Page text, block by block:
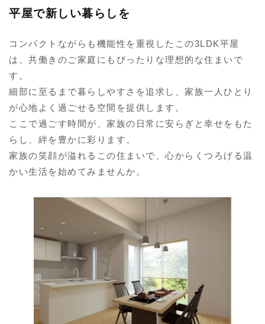
平屋で新しい暮らしを
コンパクトながらも機能性を重視したこの3LDK平屋
は、共働きのご家庭にもぴったりな理想的な住まいで
す。
細部に至るまで暮らしやすさを追求し、家族一人ひとり
が心地よく過ごせる空間を提供します。
ここで過ごす時間が、家族の日常に安らぎと幸せをもた
らし、絆を豊かに彩ります。
家族の笑顔が溢れるこの住まいで、心からくつろげる温
かい生活を始めてみませんか。